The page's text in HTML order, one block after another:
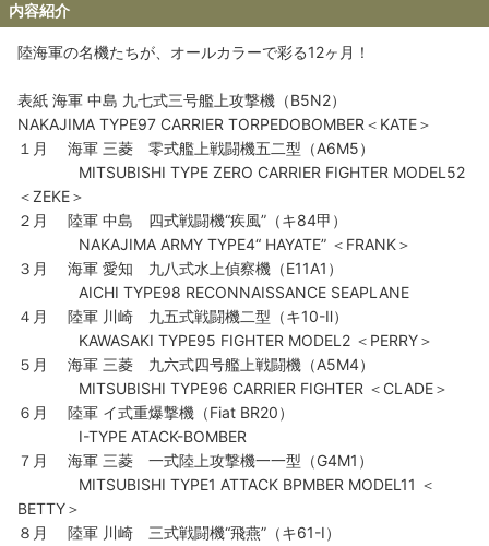
内容紹介
陸海軍の名機たちが、オールカラーで彩る12ヶ月！
表紙 海軍 中島 九七式三号艦上攻撃機（B5N2）
NAKAJIMA TYPE97 CARRIER TORPEDOBOMBER＜KATE＞
１月 海軍 三菱 零式艦上戦闘機五二型（A6M5）
MITSUBISHI TYPE ZERO CARRIER FIGHTER MODEL52
＜ZEKE＞
２月 陸軍 中島 四式戦闘機“疾風”（キ84甲）
NAKAJIMA ARMY TYPE4“ HAYATE” ＜FRANK＞
３月 海軍 愛知 九八式水上偵察機（E11A1）
AICHI TYPE98 RECONNAISSANCE SEAPLANE
４月 陸軍 川崎 九五式戦闘機二型（キ10-Ⅱ）
KAWASAKI TYPE95 FIGHTER MODEL2 ＜PERRY＞
５月 海軍 三菱 九六式四号艦上戦闘機（A5M4）
MITSUBISHI TYPE96 CARRIER FIGHTER ＜CLADE＞
６月 陸軍 イ式重爆撃機（Fiat BR20）
Ⅰ-TYPE ATACK-BOMBER
７月 海軍 三菱 一式陸上攻撃機一一型（G4M1）
MITSUBISHI TYPE1 ATTACK BPMBER MODEL11 ＜
BETTY＞
８月 陸軍 川崎 三式戦闘機“飛燕”（キ61-Ⅰ）